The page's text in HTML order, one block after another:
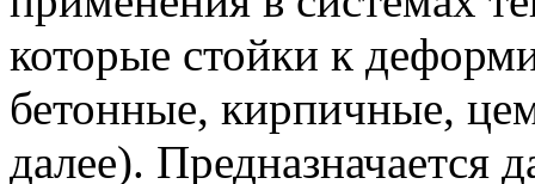
которые стойки к
бетонные, кирпичные,
далее). Предназначается